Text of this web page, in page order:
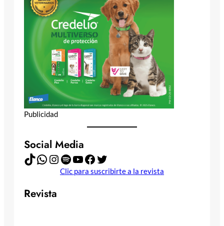
Publicidad
Social Media
TikTok WhatsApp Instagram Spotify YouTube Facebook Twitter
Clic para suscribirte a la revista
Revista